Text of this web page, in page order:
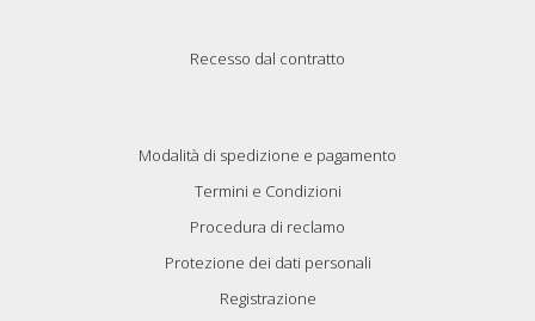
Recesso dal contratto
Modalità di spedizione e pagamento
Termini e Condizioni
Procedura di reclamo
Protezione dei dati personali
Registrazione